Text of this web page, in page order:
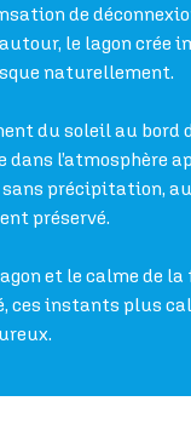
de
le lagon crée
naturellement.
du soleil au bord
l’atmosphère
sans précipitation,
préservé.
et le calme de
ces instants plus